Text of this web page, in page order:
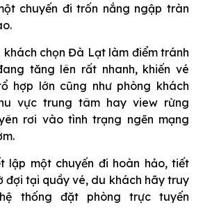
chuyến đi trốn nắng ngập tràn
khách chọn Đà Lạt làm điểm tránh
tăng lên rất nhanh, khiến vé
hợp lớn cũng như phòng khách
vực trung tâm hay view rừng
rơi vào tình trạng ngẽn mạng
lập một chuyến đi hoàn hảo, tiết
đợi tại quầy vé, du khách hãy truy
thống đặt phòng trực tuyến